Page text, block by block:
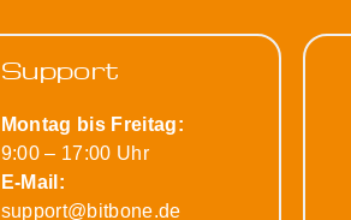
Support
Montag bis Freitag:
9:00 – 17:00 Uhr
E-Mail:
support@bitbone.de